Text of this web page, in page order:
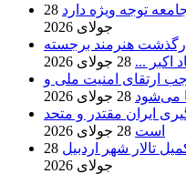
توجه ویژه دارد 28
جولای 2026
درگذشت هنرمند برجسته
اکبر ... 28 جولای 2026
ارتقای امنیت ملی و
می‌شود 28 جولای 2026
ایران مقتدر و متحد
است 28 جولای 2026
28
جولای 2026